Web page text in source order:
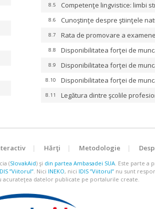
8.5 Competenţe lingvistice: limbi
8.6 Cunoştinţe despre ştiinţele
8.7 Rata de promovare a
8.8 Disponibilitatea forţei de
8.9 Disponibilitatea forţei de
8.10 Disponibilitatea forţei de
8.11 Legătura dintre şcolile
| Hărţi | Metodologie |
(SlovakAid) şi din partea Ambasadei SUA. Este parte a
”Viitorul”. Nici INEKO, nici IDIS ”Viitorul” nu sunt
datelor publicate pe portalurile create.